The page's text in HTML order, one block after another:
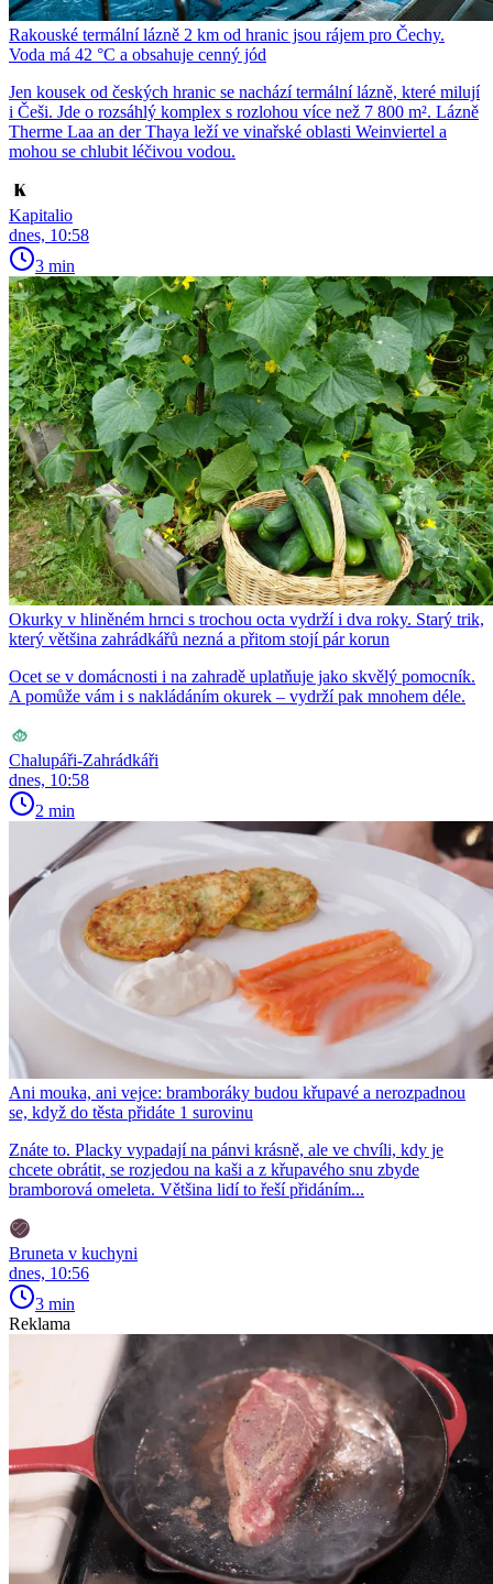
Rakouské termální lázně 2 km od hranic jsou rájem pro Čechy.
Voda má 42 °C a obsahuje cenný jód
Jen kousek od českých hranic se nachází termální lázně, které milují
i Češi. Jde o rozsáhlý komplex s rozlohou více než 7 800 m². Lázně
Therme Laa an der Thaya leží ve vinařské oblasti Weinviertel a
mohou se chlubit léčivou vodou.
Kapitalio
dnes, 10:58
3 min
Okurky v hliněném hrnci s trochou octa vydrží i dva roky. Starý trik,
který většina zahrádkářů nezná a přitom stojí pár korun
Ocet se v domácnosti i na zahradě uplatňuje jako skvělý pomocník.
A pomůže vám i s nakládáním okurek – vydrží pak mnohem déle.
Chalupáři-Zahrádkáři
dnes, 10:58
2 min
Ani mouka, ani vejce: bramboráky budou křupavé a nerozpadnou
se, když do těsta přidáte 1 surovinu
Znáte to. Placky vypadají na pánvi krásně, ale ve chvíli, kdy je
chcete obrátit, se rozjedou na kaši a z křupavého snu zbyde
bramborová omeleta. Většina lidí to řeší přidáním...
Bruneta v kuchyni
dnes, 10:56
3 min
Reklama